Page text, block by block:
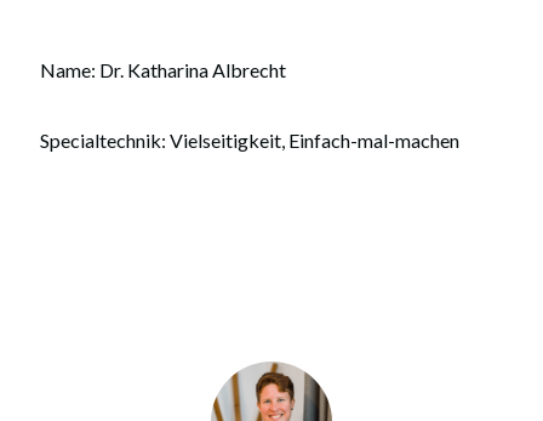
Name: Dr. Katharina Albrecht
Specialtechnik: Vielseitigkeit, Einfach-mal-machen